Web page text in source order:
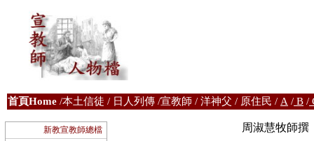
首頁Home /本土信徒 / 日人列傳 /宣教師 / 洋神父 / 原住民 / A / B /
新教宣教師總檔
周淑慧牧師撰